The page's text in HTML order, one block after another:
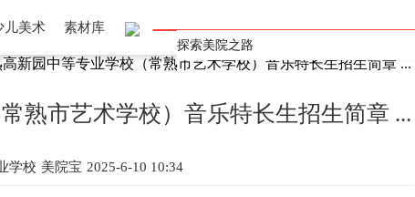
天津 上海 重庆 辽宁 吉林 黑龙江 河北 河南 山东
宁夏 西藏 香港 澳门 台湾
儿美术 素材库
高新园中等专业学校（常熟市艺术学校）音乐特长生招生简章 ...
熟市艺术学校）音乐特长生招生简章 ...
学校 美院宝 2025-6-10 10:34